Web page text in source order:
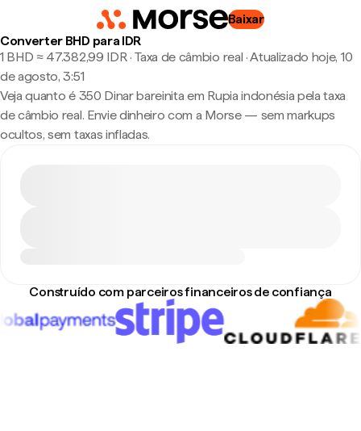
Baixar
Converter BHD para IDR
1 BHD ≈ 47.382,99 IDR · Taxa de câmbio real ·Atualizado hoje, 10
de agosto, 3:51
Veja quanto é 350 Dinar bareinita em Rupia indonésia pela taxa
de câmbio real. Envie dinheiro com a Morse — sem markups
ocultos, sem taxas infladas.
Construído com parceiros financeiros de confiança